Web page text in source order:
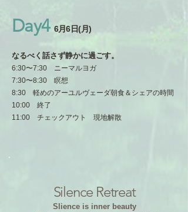
Day4 6月6日(月)
なるべく話さず静かに過ごす。
6:30〜7:30 ニーマルヨガ
7:30〜8:30 瞑想
8:30 軽めのアーユルヴェーダ朝食＆シェアの時間
10:00 終了
11:00 チェックアウト 現地解散
Silence Retreat
Slience is inner beauty